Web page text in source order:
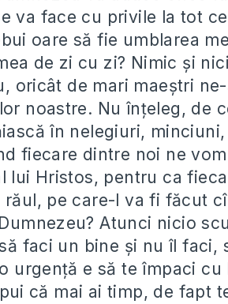
va face cu privile la tot
oare să fie umblarea
de zi cu zi? Nimic și
oricât de mari maeștri
noastre. Nu înțeleg, de
în nelegiuri,
fiecare dintre noi ne
lui Hristos, pentru ca
răul, pe care-l va fi făcut
Atunci nicio
faci un bine și nu îl faci,
urgență e să te împaci
că mai ai timp, de fapt